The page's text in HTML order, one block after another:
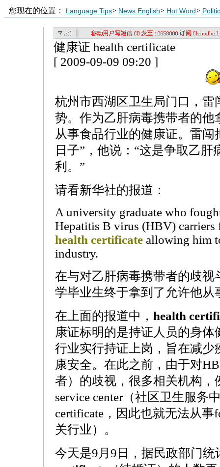
您现在的位置： Language Tips> News English> Hot Word>
健康证 health certificate
[ 2009-09-09 09:20 ]
杭州市西湖区卫生局门口，
势。作为乙肝病毒携带者的
从事食品行业的健康证。雷
日子”，他说：“这是争取乙
利。”
请看新华社的报道：
A university graduate who
Hepatitis B virus (HBV) carriers
health certificate allowing him
industry.
在与对乙肝病毒携带者的歧
学毕业生终于拿到了允许他从
在上面的报道中， health
康证标明的是持证人员的身
行业实行持证上岗，旨在减
康安全。在此之前，由于对
者）的歧视，很多相关机构，
service center（社区卫生服务
certificate，因此也就无法从事
关行业）。
今天是9月9日，据民政部门统